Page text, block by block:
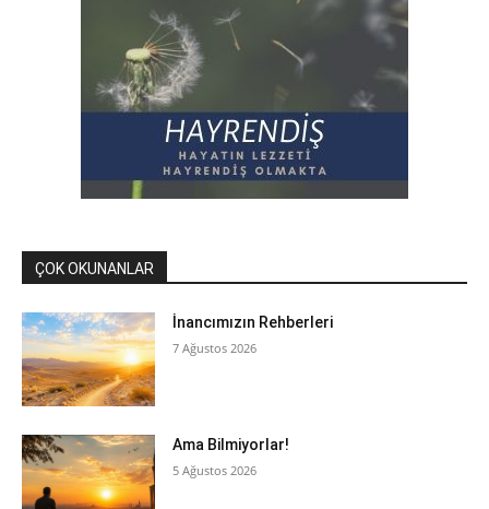
ÇOK OKUNANLAR
İnancımızın Rehberleri
7 Ağustos 2026
Ama Bilmiyorlar!
5 Ağustos 2026